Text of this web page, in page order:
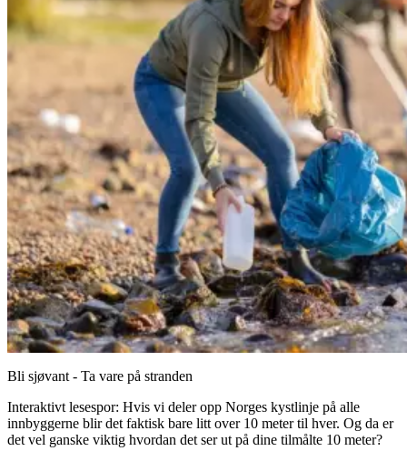
Bli sjøvant - Ta vare på stranden
Interaktivt lesespor: Hvis vi deler opp Norges kystlinje på alle
innbyggerne blir det faktisk bare litt over 10 meter til hver. Og da er
det vel ganske viktig hvordan det ser ut på dine tilmålte 10 meter?